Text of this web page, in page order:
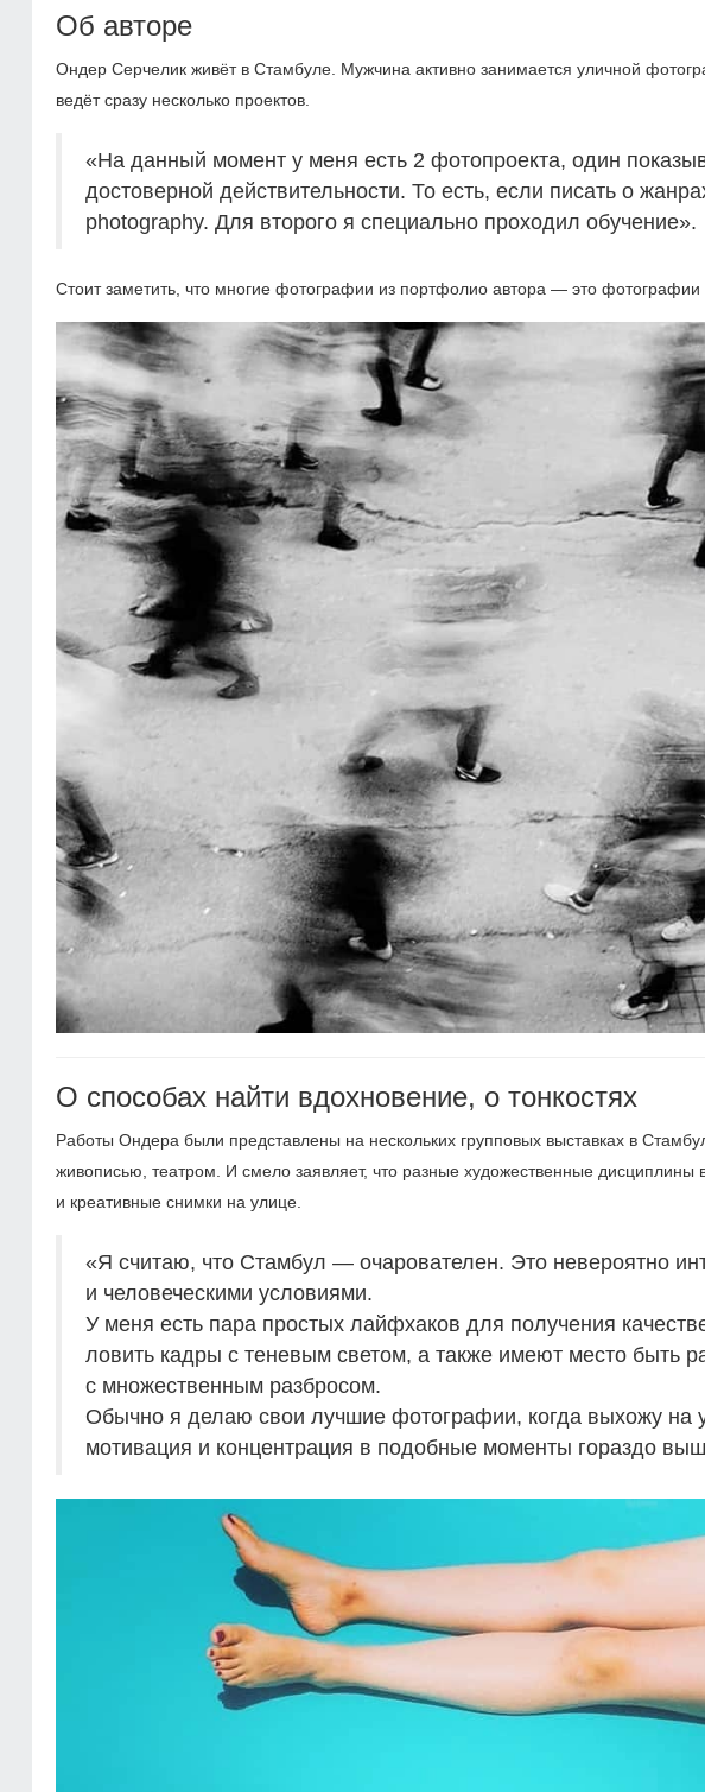
Об авторе
Ондер Серчелик живёт в Стамбуле. Мужчина активно занимается уличной
ведёт сразу несколько проектов.
«На данный момент у меня есть 2 фотопроекта, один
достоверной действительности. То есть, если писать о
photography. Для второго я специально проходил обучение».
Стоит заметить, что многие фотографии из портфолио автора — это фотографии
О способах найти вдохновение, о тонкостях
Работы Ондера были представлены на нескольких групповых выставках в
живописью, театром. И смело заявляет, что разные художественные дисциплины
и креативные снимки на улице.
«Я считаю, что Стамбул — очарователен. Это невероятно
и человеческими условиями.
У меня есть пара простых лайфхаков для получения
ловить кадры с теневым светом, а также имеют место быть
с множественным разбросом.
Обычно я делаю свои лучшие фотографии, когда выхожу на
мотивация и концентрация в подобные моменты гораздо